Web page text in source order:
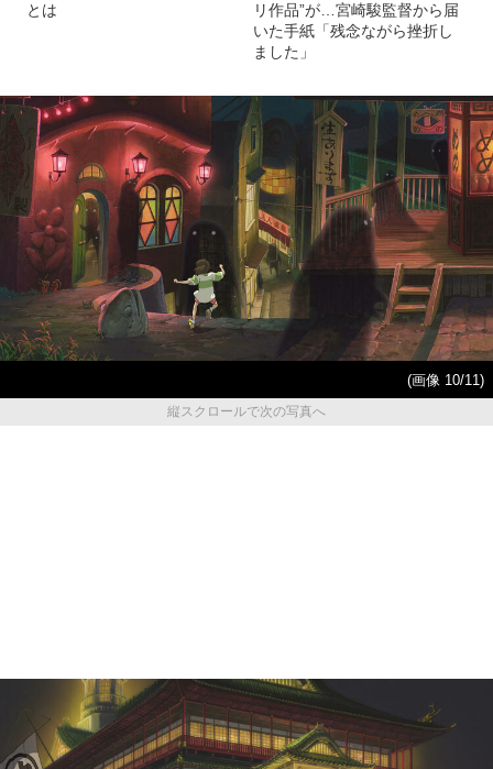
とは
リ作品”が…宮崎駿監督から届
いた手紙「残念ながら挫折し
ました」
(画像 10/11)
縦スクロールで次の写真へ